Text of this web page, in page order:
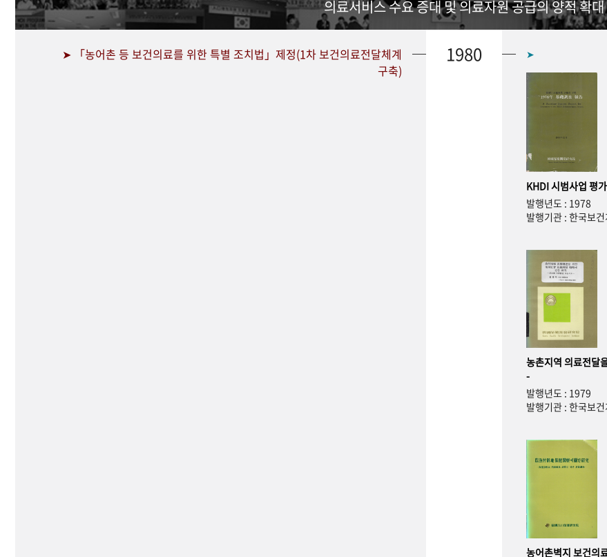
의료서비스 수요 증대 및 의료자원 공급의 양적 확대
➤ 「농어촌 등 보건의료를 위한 특별 조치법」제정(1차 보건의료전달체계
구축)
1980 ➤
KHDI 시범사업 평
발행년도 : 1978
발행기관 : 한국보
농촌지역 의료전달
-
발행년도 : 1979
발행기관 : 한국보
농어촌벽지 보건의